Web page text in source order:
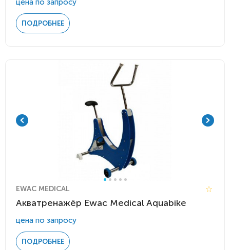
цена по запросу
ПОДРОБНЕЕ
EWAC MEDICAL
Акватренажёр Ewac Medical Aquabike
цена по запросу
ПОДРОБНЕЕ